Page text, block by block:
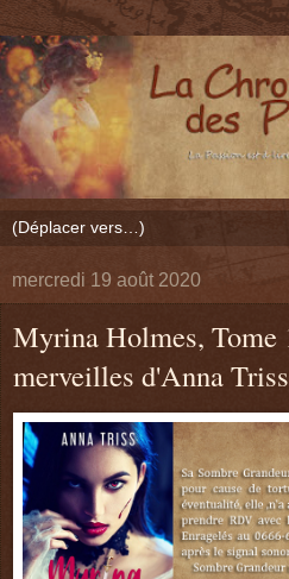
mercredi 19 août 2020
Myrina Holmes, Tome
merveilles d'Anna Triss